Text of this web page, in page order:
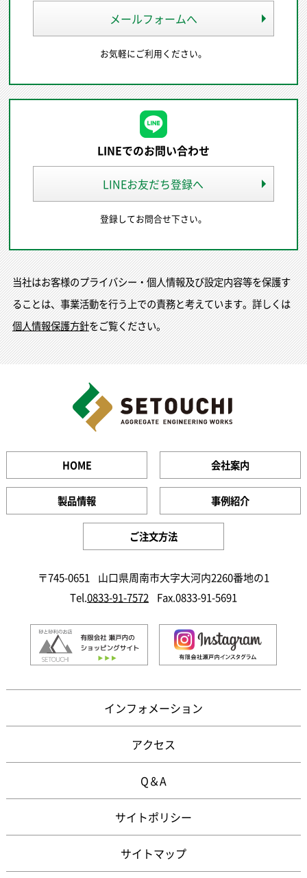
メールフォームへ
お気軽にご利用ください。
LINEでのお問い合わせ
LINEお友だち登録へ
登録してお問合せ下さい。
当社はお客様のプライバシー・個人情報及び設定内容等を保護す
ることは、事業活動を行う上での責務と考えています。詳しくは
個人情報保護方針をご覧ください。
HOME 会社案内
製品情報 事例紹介
ご注文方法
〒745-0651 山口県周南市大字大河内2260番地の1
Tel.0833-91-7572 Fax.0833-91-5691
インフォメーション
アクセス
Q＆A
サイトポリシー
サイトマップ